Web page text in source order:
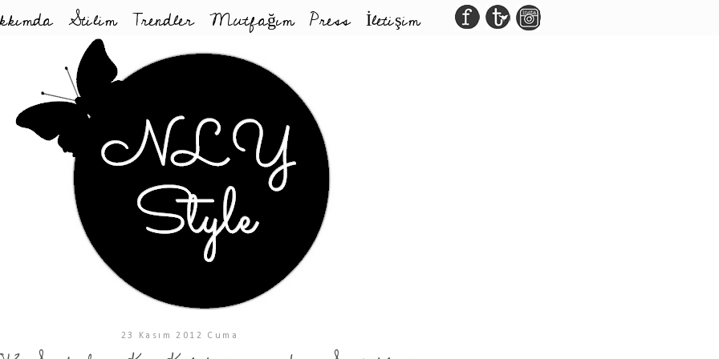
Stilim Trendler Mutfağım Press İletişim
23 Kasım 2012 Cuma